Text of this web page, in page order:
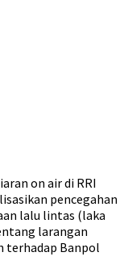
on air di RRI
pencegahan
lalu lintas (laka
larangan
terhadap Banpol